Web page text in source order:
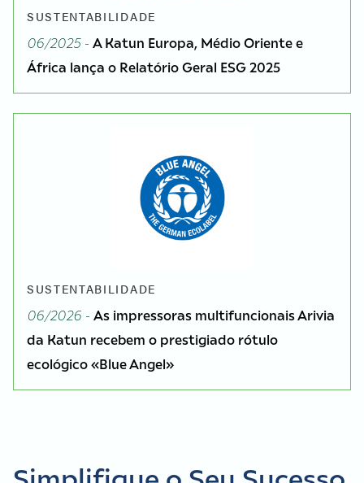
SUSTENTABILIDADE
06/2025 - A Katun Europa, Médio Oriente e
África lança o Relatório Geral ESG 2025
SUSTENTABILIDADE
06/2026 - As impressoras multifuncionais Arivia
da Katun recebem o prestigiado rótulo
ecológico «Blue Angel»